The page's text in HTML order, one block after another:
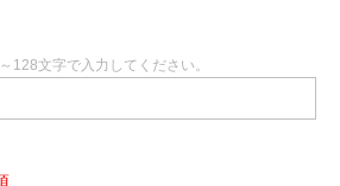
128文字で入力してください。